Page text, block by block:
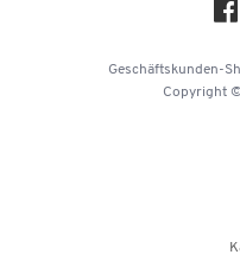
Geschäftskunden-
Copyright